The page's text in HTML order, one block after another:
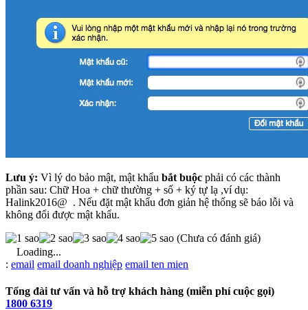
Lưu ý: Vì lý do bảo mật, mật khẩu bắt buộc phải có các thành
phần sau: Chữ Hoa + chữ thường + số + ký tự lạ ,ví dụ:
Halink2016@ . Nếu đặt mật khẩu đơn giản hệ thống sẽ báo lỗi và
không đổi được mật khẩu.
(Chưa có đánh giá)
Loading...
Từ
: email email doanh nghiệp email ten mien
Tổng đài tư vấn và hỗ trợ khách hàng (miễn phí cuộc gọi)
1800 6319